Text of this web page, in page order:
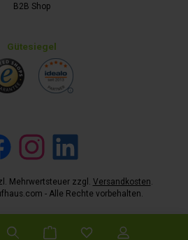
anzeigen
B2B Shop
Gütesiegel
Instagram
Mehrwertsteuer zzgl. Versandkosten.
- Alle Rechte vorbehalten.